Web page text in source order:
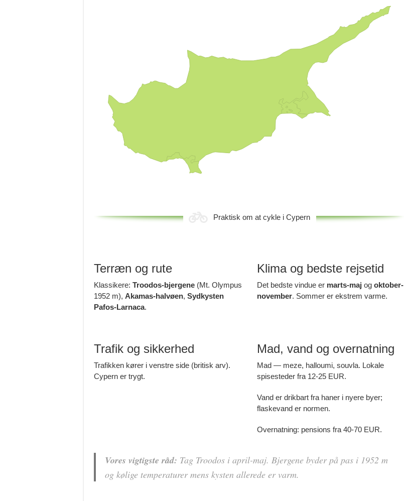
Praktisk om at cykle i Cypern
Terræn og rute
Klassikere: Troodos-bjergene (Mt. Olympus
1952 m), Akamas-halvøen, Sydkysten
Pafos-Larnaca.
Klima og bedste rejsetid
Det bedste vindue er marts-maj og oktober-
november. Sommer er ekstrem varme.
Trafik og sikkerhed
Trafikken kører i venstre side (britisk arv).
Cypern er trygt.
Mad, vand og overnatning
Mad — meze, halloumi, souvla. Lokale
spisesteder fra 12-25 EUR.
Vand er drikbart fra haner i nyere byer;
flaskevand er normen.
Overnatning: pensions fra 40-70 EUR.
Vores vigtigste råd: Tag Troodos i april-maj. Bjergene byder på pas i 1952 m
og kølige temperaturer mens kysten allerede er varm.